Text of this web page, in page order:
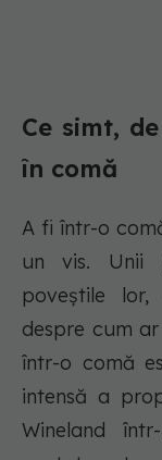
Ce simt,
în comă
A fi într-o
un vis. Unii
poveștile
despre cum
într-o comă
intensă a
Wineland